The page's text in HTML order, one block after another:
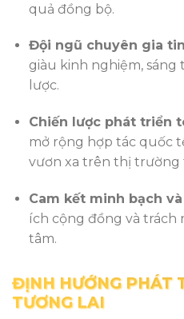
quả đồng bộ.
Đội ngũ chuyên gia
giàu kinh nghiệm, sáng
lược.
Chiến lược phát triển
mở rộng hợp tác quốc
vươn xa trên thị trường
Cam kết minh bạch
ích cộng đồng và trách
tâm.
ĐỊNH HƯỚNG PHÁT
TƯƠNG LAI